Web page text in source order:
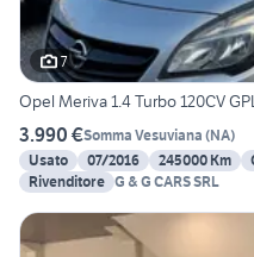
7
Opel Meriva 1.4 Turbo 120CV
3.990 €Somma Vesuviana (NA)
Usato
07/2016 245000 Km
Rivenditore G & G CARS SRL